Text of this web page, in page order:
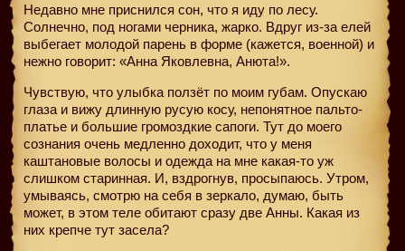
Недавно мне приснился сон, что я иду по лесу.
Солнечно, под ногами черника, жарко. Вдруг из-за елей
выбегает молодой парень в форме (кажется, военной) и
нежно говорит: «Анна Яковлевна, Анюта!».
Чувствую, что улыбка ползёт по моим губам. Опускаю
глаза и вижу длинную русую косу, непонятное пальто-
платье и большие громоздкие сапоги. Тут до моего
сознания очень медленно доходит, что у меня
каштановые волосы и одежда на мне какая-то уж
слишком старинная. И, вздрогнув, просыпаюсь. Утром,
умываясь, смотрю на себя в зеркало, думаю, быть
может, в этом теле обитают сразу две Анны. Какая из
них крепче тут засела?